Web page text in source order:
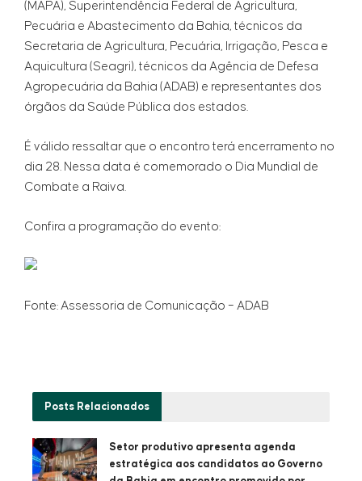
(MAPA), Superintendência Federal de Agricultura,
Pecuária e Abastecimento da Bahia, técnicos da
Secretaria de Agricultura, Pecuária, Irrigação, Pesca e
Aquicultura (Seagri), técnicos da Agência de Defesa
Agropecuária da Bahia (ADAB) e representantes dos
órgãos da Saúde Pública dos estados.
É válido ressaltar que o encontro terá encerramento no
dia 28. Nessa data é comemorado o Dia Mundial de
Combate a Raiva.
Confira a programação do evento:
Fonte: Assessoria de Comunicação – ADAB
Posts Relacionados
Setor produtivo apresenta agenda
estratégica aos candidatos ao Governo